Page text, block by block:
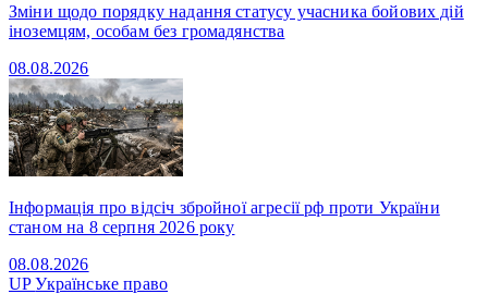
Зміни щодо порядку надання статусу учасника бойових дій
іноземцям, особам без громадянства
08.08.2026
Інформація про відсіч збройної агресії рф проти України
станом на 8 серпня 2026 року
08.08.2026
UPУкраїнське право